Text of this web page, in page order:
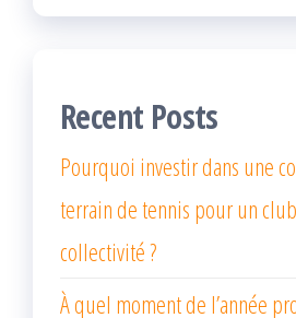
Recent Posts
Pourquoi investir dans une
terrain de tennis pour un
collectivité ?
À quel moment de l’année